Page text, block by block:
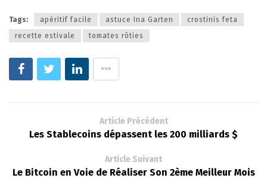
Tags: apéritif facile astuce Ina Garten
crostinis feta
recette estivale
tomates rôties
Article Précédent
Les Stablecoins dépassent les 200 milliards $
Article Suivant
Le Bitcoin en Voie de Réaliser Son 2ème Meilleur Mois